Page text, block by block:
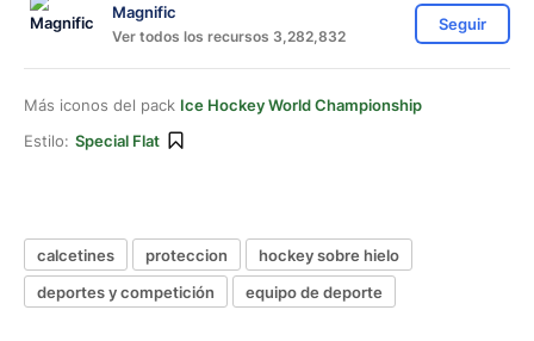
Magnific
Ver todos los recursos 3,282,832
Seguir
Más iconos del pack Ice Hockey World Championship
Estilo: Special Flat
calcetines proteccion
hockey sobre hielo
deportes y competición
equipo de deporte